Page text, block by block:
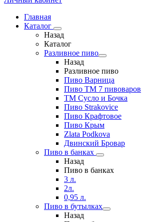
Главная
Каталог
Назад
Каталог
Разливное пиво
Назад
Разливное пиво
Пиво Варница
Пиво ТМ 7 пивоваров
ТМ Сусло и Бочка
Пиво Strakovice
Пиво Крафтовое
Пиво Крым
Zlata Podkova
Двинский Бровар
Пиво в банках
Назад
Пиво в банках
3 л.
2л.
0,95 л.
Пиво в бутылках
Назад